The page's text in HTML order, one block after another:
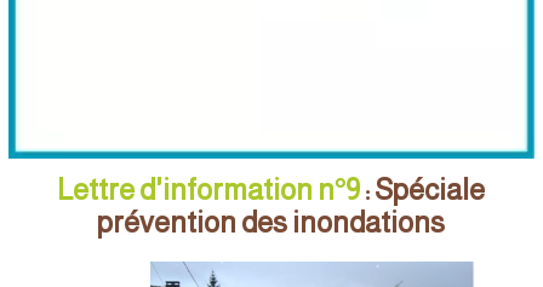
Lettre d'information n°9: Spéciale
prévention des inondations